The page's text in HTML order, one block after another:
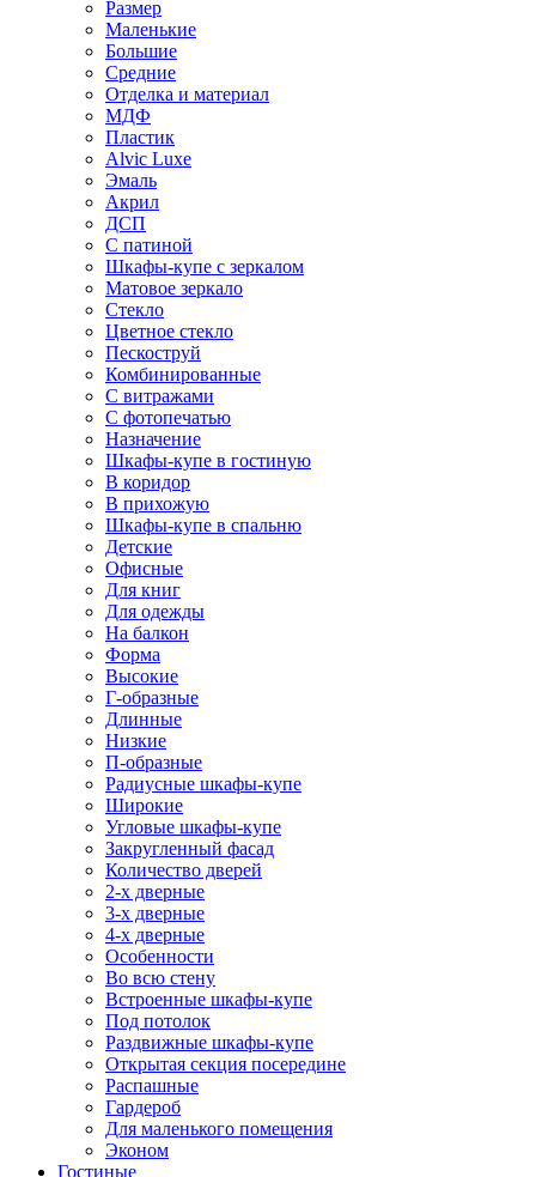
Размер
Маленькие
Большие
Средние
Отделка и материал
МДФ
Пластик
Alvic Luxe
Эмаль
Акрил
ДСП
С патиной
Шкафы-купе с зеркалом
Матовое зеркало
Стекло
Цветное стекло
Пескоструй
Комбинированные
С витражами
С фотопечатью
Назначение
Шкафы-купе в гостиную
В коридор
В прихожую
Шкафы-купе в спальню
Детские
Офисные
Для книг
Для одежды
На балкон
Форма
Высокие
Г-образные
Длинные
Низкие
П-образные
Радиусные шкафы-купе
Широкие
Угловые шкафы-купе
Закругленный фасад
Количество дверей
2-х дверные
3-х дверные
4-х дверные
Особенности
Во всю стену
Встроенные шкафы-купе
Под потолок
Раздвижные шкафы-купе
Открытая секция посередине
Распашные
Гардероб
Для маленького помещения
Эконом
Гостиные